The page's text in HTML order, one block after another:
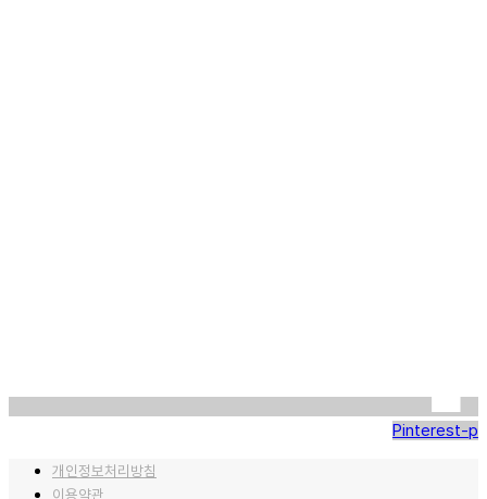
Pinterest-p
개인정보처리방침
이용약관